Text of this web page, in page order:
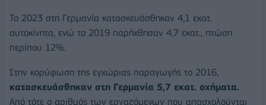
Το 2023 στη Γερμανία κατασκευάσθηκαν 4,1 εκατ.
αυτοκίνητα, ενώ το 2019 παρήχθησαν 4,7 εκατ., πτώση
περίπου 12%.
Στην κορύφωση της εγχώριας παραγωγής το 2016,
κατασκευάσθηκαν στη Γερμανία 5,7 εκατ. οχήματα.
Από τότε ο αριθμός των εργαζόμενων που απασχολούνται